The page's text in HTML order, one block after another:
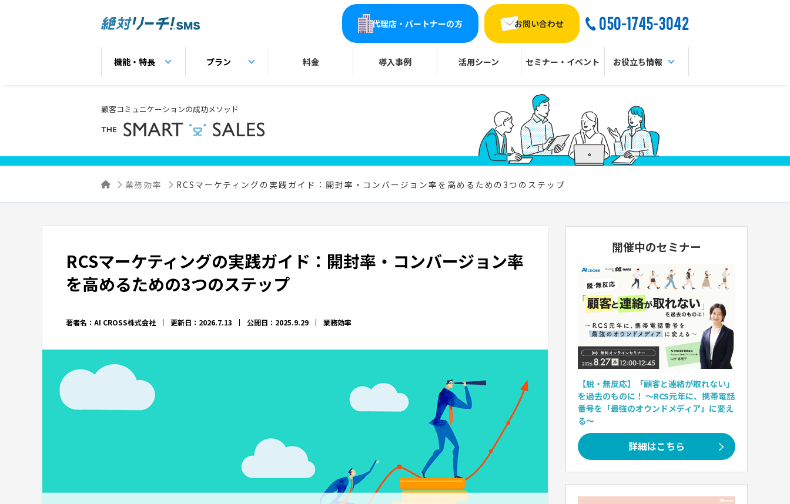
代理店・パートナーの方 お問い合わせ 050-1745-3042
機能・特長 プラン 料金 導入事例 活用シーン セミナー・イベント お役立ち情報
顧客コミュニケーションの成功メソッド
業務効率 RCSマーケティングの実践ガイド：開封率・コンバージョン率を高めるための3つのステップ
RCSマーケティングの実践ガイド：開封率・コンバージョン率
を高めるための3つのステップ
著者名：AI CROSS株式会社 更新日：2026.7.13 公開日：2025.9.29 業務効率
開催中のセミナー
【脱・無反応】「顧客と連絡が取れない」
を過去のものに！ 〜RCS元年に、携帯電話
番号を「最強のオウンドメディア」に変え
る〜
詳細はこちら